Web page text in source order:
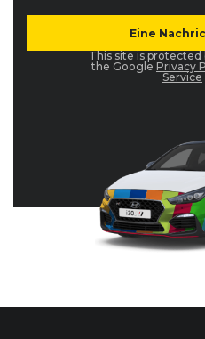
This site is protected
the Google Privacy
Service